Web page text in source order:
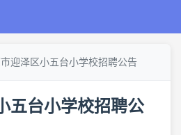
迎泽区小五台小学校招聘公告
五台小学校招聘公